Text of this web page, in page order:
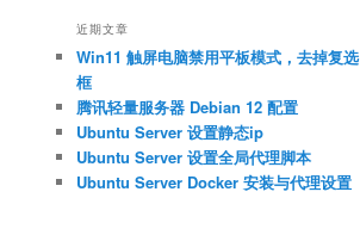
近期文章
Win11 触屏电脑禁用平板模式，去掉复选
框
腾讯轻量服务器 Debian 12 配置
Ubuntu Server 设置静态ip
Ubuntu Server 设置全局代理脚本
Ubuntu Server Docker 安装与代理设置